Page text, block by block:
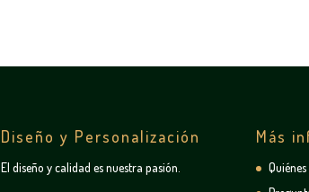
Diseño y Personalización
El diseño y calidad es nuestra pasión.
Más